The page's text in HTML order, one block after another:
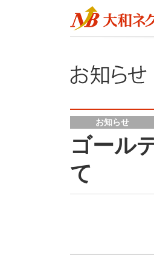
お知らせ
ゴール
て